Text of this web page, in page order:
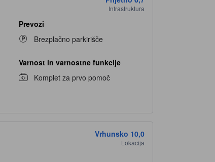
Infrastruktura
Prevozi
Brezplačno parkirišče
Varnost in varnostne funkcije
Komplet za prvo pomoč
Vrhunsko 10,0
Lokacija